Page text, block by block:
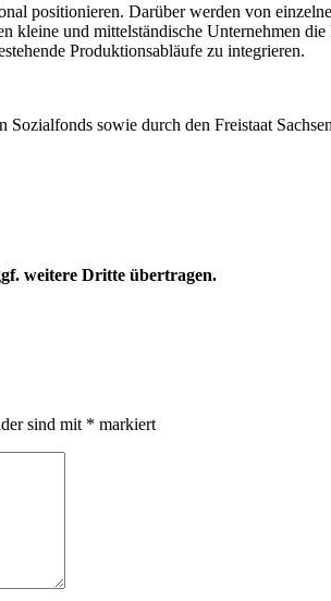
positionieren. Darüber werden von
kleine und mittelständische Unternehmen
Produktionsabläufe zu integrieren.
sowie durch den Freistaat
weitere Dritte übertragen.
sind mit * markiert